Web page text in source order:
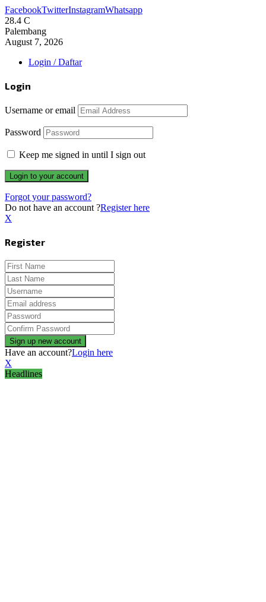
FacebookTwitterInstagramWhatsapp
28.4 C
Palembang
August 7, 2026
Login / Daftar
Login
Username or email
Password
Keep me signed in until I sign out
Forgot your password?
Do not have an account ?Register here
X
Register
Have an account?Login here
X
Headlines